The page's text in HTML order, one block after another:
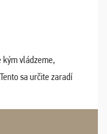
kým vládzeme,
sa určite zaradí
parti ...